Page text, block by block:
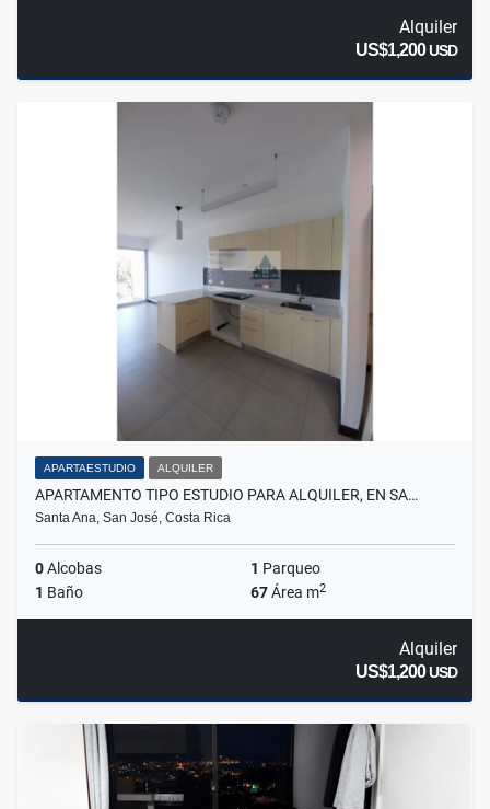
Alquiler
US$1,200USD
APARTAESTUDIO ALQUILER
APARTAMENTO TIPO ESTUDIO PARA ALQUILER, EN SA…
Santa Ana, San José, Costa Rica
0Alcobas 1 Parqueo
1 Baño 67Área m2
Alquiler
US$1,200USD